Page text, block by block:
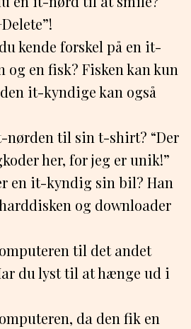
kende forskel på en it-
og en fisk? Fisken kan kun
it-kyndige kan også
nørden til sin t-shirt? “Der
her, for jeg er unik!”
en it-kyndig sin bil? Han
og downloader
til det andet
du lyst til at hænge ud i
da den fik en